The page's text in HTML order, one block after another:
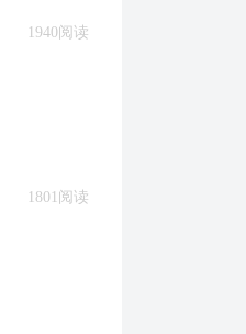
1940阅读
1801阅读